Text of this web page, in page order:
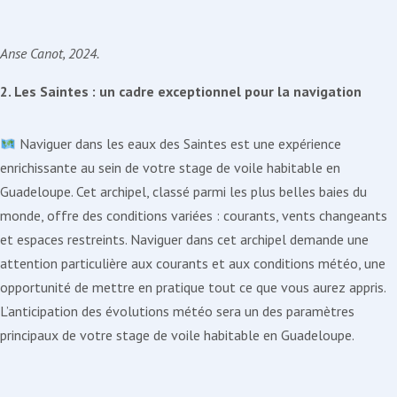
Anse Canot, 2024.
2. Les Saintes : un cadre exceptionnel pour la navigation
Naviguer dans les eaux des Saintes est une expérience
enrichissante au sein de votre stage de voile habitable en
Guadeloupe. Cet archipel, classé parmi les plus belles baies du
monde, offre des conditions variées : courants, vents changeants
et espaces restreints. Naviguer dans cet archipel demande une
attention particulière aux courants et aux conditions météo, une
opportunité de mettre en pratique tout ce que vous aurez appris.
L’anticipation des évolutions météo sera un des paramètres
principaux de votre stage de voile habitable en Guadeloupe.